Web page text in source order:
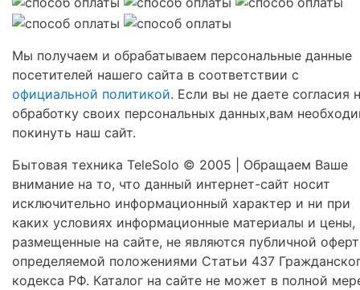
Мы получаем и обрабатываем персональные данные
посетителей нашего сайта в соответствии с
официальной политикой. Если вы не даете согласия
обработку своих персональных данных,вам
покинуть наш сайт.
Бытовая техника TeleSolo © 2005 | Обращаем Ваше
внимание на то, что данный интернет-сайт носит
исключительно информационный характер и ни при
каких условиях информационные материалы и цены,
размещенные на сайте, не являются публичной
определяемой положениями Статьи 437
кодекса РФ. Каталог на сайте не может в полной